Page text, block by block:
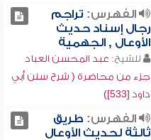
الفهرس: تراجم
رجال إسناد حديث
الأوعال , الجهمية
للشيخ: عبد المحسن العباد
جزء من محاضرة ( شرح سنن أبي
داود [533])
الفهرس: طريق
ثالثة لحديث الأوعال